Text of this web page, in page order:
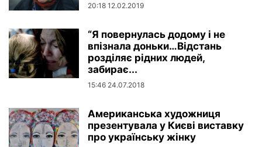
20:18 12.02.2019
“Я повернулась додому i не
впiзнала доньки…Вiдстань
роздiляє рiдних людей,
забирає...
15:46 24.07.2018
Американська художниця
презентувала у Києві виставку
про українську жінку